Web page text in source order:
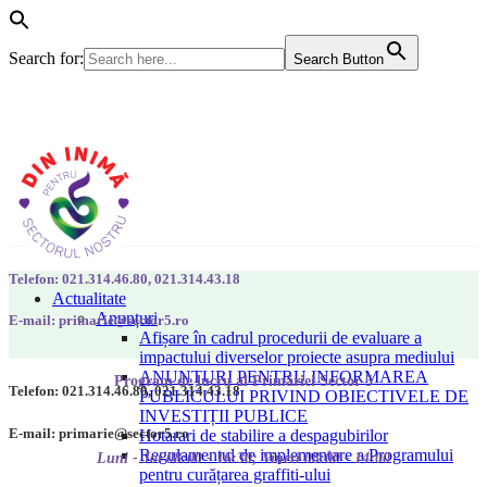
Search for: Search Button
Actualitate
Anunțuri
Afișare în cadrul procedurii de evaluare a
impactului diverselor proiecte asupra mediului
ANUNȚURI PENTRU INFORMAREA
PUBLICULUI PRIVIND OBIECTIVELE DE
INVESTIȚII PUBLICE
Hotarari de stabilire a despagubirilor
Regulamentul de implementare a Programului
pentru curățarea graffiti-ului
Telefon: 021.314.46.80, 021.314.43.18
E-mail: primarie@sector5.ro
Program de lucru al Primăriei Sector 5
Luni - Joi 08:00 - 16:30; Vineri 08:00 - 14:00
Telefon: 021.314.46.80, 021.314.43.18
E-mail: primarie@sector5.ro